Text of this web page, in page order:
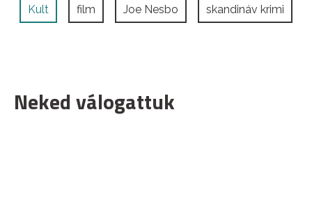
Kult film Joe Nesbo skandináv krimi
Neked válogattuk